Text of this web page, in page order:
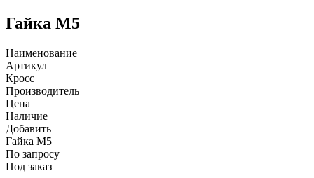
Гайка М5
Наименование
Артикул
Кросс
Производитель
Цена
Наличие
Добавить
Гайка М5
По запросу
Под заказ